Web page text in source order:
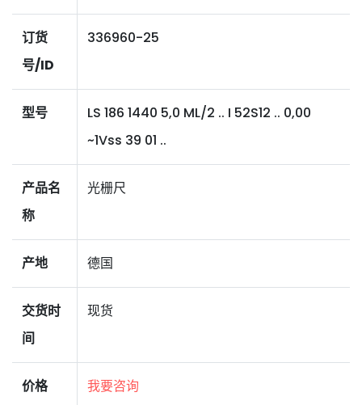
订货
号/ID
336960-25
型号
LS 186 1440 5,0 ML/2 .. I 52S12 .. 0,00
~1Vss 39 01 ..
产品名
称
光栅尺
产地 德国
交货时
间
现货
价格 我要咨询